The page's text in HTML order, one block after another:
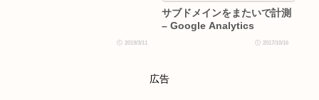
2019/3/11
サブドメインをまたいで計測
– Google Analytics
2017/10/16
広告